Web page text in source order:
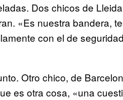
Dos chicos de
«Es nuestra bandera,
con el de
Otro chico, de
es otra cosa, «una